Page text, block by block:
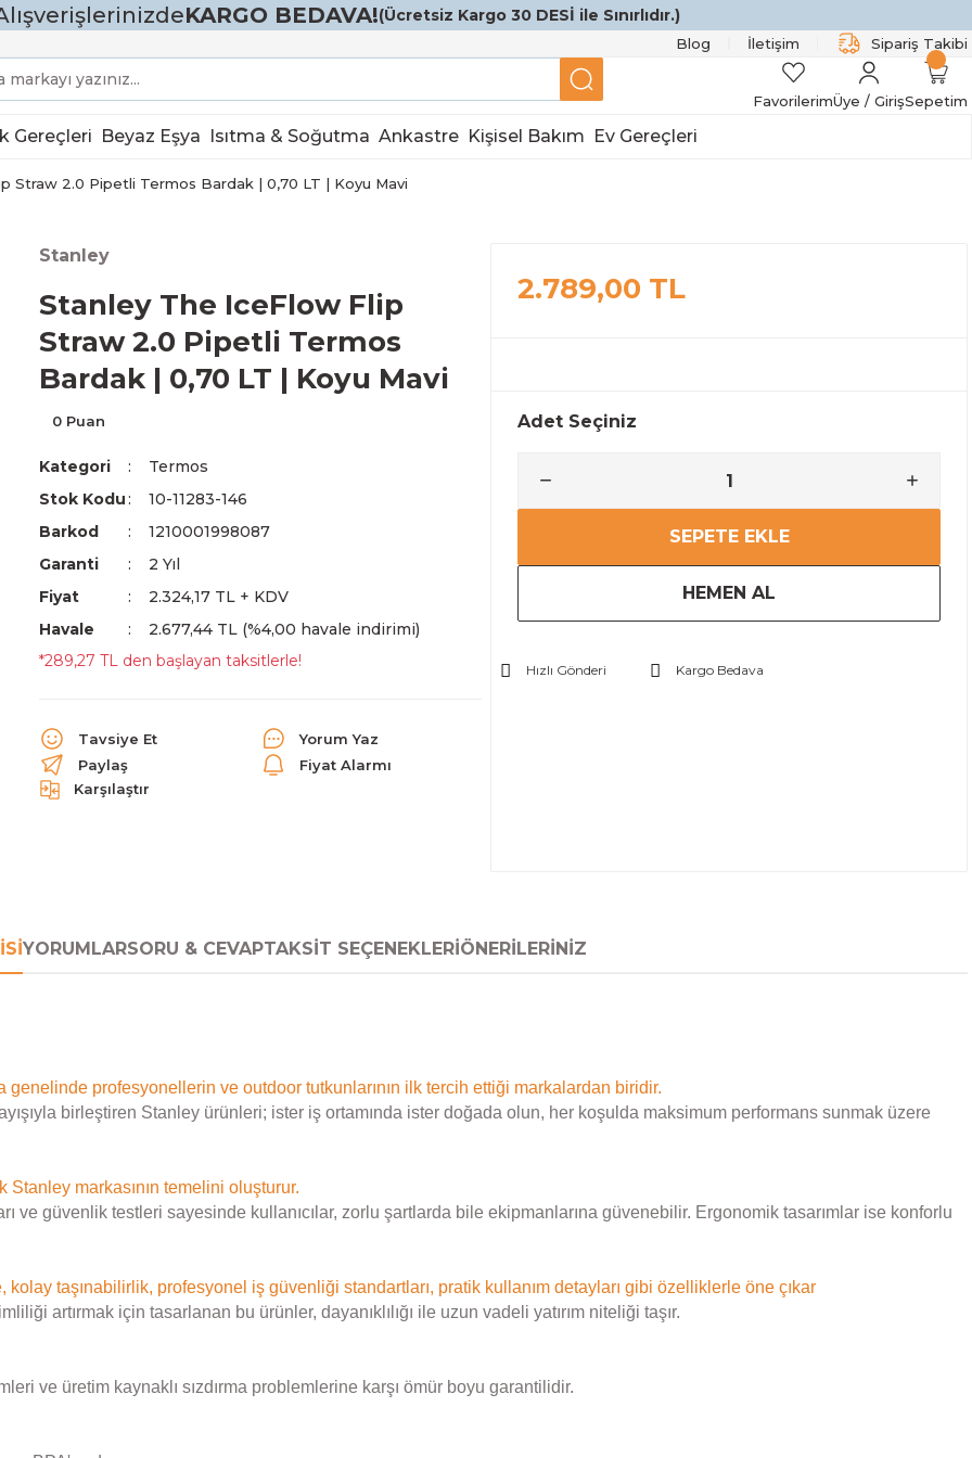
KARGO BEDAVA!(Ücretsiz Kargo 30 DESİ ile Sınırlıdır.)
Blog İletişim Sipariş Takibi
FavorilerimÜye / GirişSepetim
Gereçleri Beyaz Eşya Isıtma & Soğutma Ankastre Kişisel Bakım Ev Gereçleri
Straw 2.0 Pipetli Termos Bardak | 0,70 LT | Koyu Mavi
Stanley
Stanley The IceFlow Flip
Straw 2.0 Pipetli Termos
Bardak | 0,70 LT | Koyu Mavi
0 Puan
Kategori
Termos
Stok Kodu
10-11283-146
Barkod
1210001998087
Garanti
2 Yıl
Fiyat
2.324,17 TL + KDV
Havale
2.677,44 TL (%4,00 havale indirimi)
*289,27 TL den başlayan taksitlerle!
Tavsiye Et
Yorum Yaz
Paylaş
Fiyat Alarmı
Karşılaştır
2.789,00 TL
Adet Seçiniz
SEPETE EKLE
HEMEN AL
Hızlı Gönderi Kargo Bedava
YORUMLARSORU & CEVAPTAKSIT SEÇENEKLERIÖNERILERINIZ
genelinde profesyonellerin ve outdoor tutkunlarının ilk tercih ettiği markalardan biridir.
birleştiren Stanley ürünleri; ister iş ortamında ister doğada olun, her koşulda maksimum performans sunmak üzere
markasının temelini oluşturur.
ve güvenlik testleri sayesinde kullanıcılar, zorlu şartlarda bile ekipmanlarına güvenebilir. Ergonomik tasarımlar ise konforlu
kolay taşınabilirlik, profesyonel iş güvenliği standartları, pratik kullanım detayları gibi özelliklerle öne çıkar
artırmak için tasarlanan bu ürünler, dayanıklılığı ile uzun vadeli yatırım niteliği taşır.
ve üretim kaynaklı sızdırma problemlerine karşı ömür boyu garantilidir.